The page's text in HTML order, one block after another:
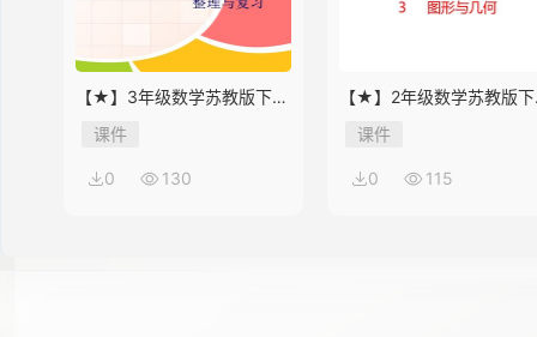
【★】3年级数学苏教版下册
课件第10单元《单元复习》
课件
0 130
【★】2年级数学苏教版
课件第9单元《期末复习》
课件
0 115